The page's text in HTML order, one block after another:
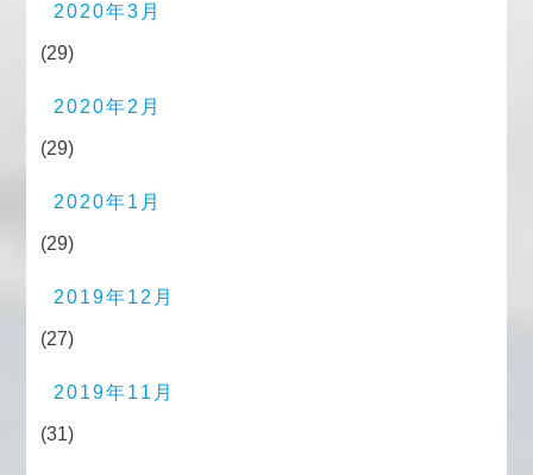
2020年3月
(29)
2020年2月
(29)
2020年1月
(29)
2019年12月
(27)
2019年11月
(31)